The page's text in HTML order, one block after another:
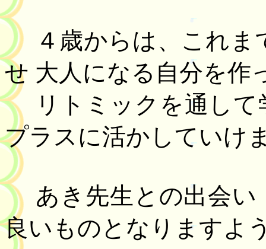
４歳からは、これ
せ 大人になる自分を作
リトミックを通し
プラスに活かしていけ
あき先生との出会
良いものとなりますよ